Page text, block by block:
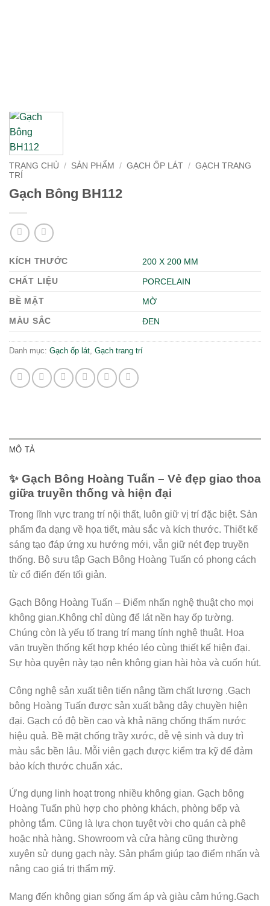
TRANG CHỦ / SẢN PHẨM / GẠCH ỐP LÁT / GẠCH TRANG
TRÍ
Gạch Bông BH112
KÍCH THƯỚC
200 X 200 MM
CHẤT LIỆU
PORCELAIN
BỀ MẶT
MỜ
MÀU SẮC
ĐEN
Danh mục: Gạch ốp lát, Gạch trang trí
MÔ TẢ
✨ Gạch Bông Hoàng Tuấn – Vẻ đẹp giao thoa
giữa truyền thống và hiện đại
Trong lĩnh vực trang trí nội thất, luôn giữ vị trí đặc biệt. Sản
phẩm đa dạng về họa tiết, màu sắc và kích thước. Thiết kế
sáng tạo đáp ứng xu hướng mới, vẫn giữ nét đẹp truyền
thống. Bộ sưu tập Gạch Bông Hoàng Tuấn có phong cách
từ cổ điển đến tối giản.
Gạch Bông Hoàng Tuấn – Điểm nhấn nghệ thuật cho mọi
không gian.Không chỉ dùng để lát nền hay ốp tường.
Chúng còn là yếu tố trang trí mang tính nghệ thuật. Hoa
văn truyền thống kết hợp khéo léo cùng thiết kế hiện đại.
Sự hòa quyện này tạo nên không gian hài hòa và cuốn hút.
Công nghệ sản xuất tiên tiến nâng tầm chất lượng .Gạch
bông Hoàng Tuấn được sản xuất bằng dây chuyền hiện
đại. Gạch có độ bền cao và khả năng chống thấm nước
hiệu quả. Bề mặt chống trầy xước, dễ vệ sinh và duy trì
màu sắc bền lâu. Mỗi viên gạch được kiểm tra kỹ để đảm
bảo kích thước chuẩn xác.
Ứng dụng linh hoạt trong nhiều không gian. Gạch bông
Hoàng Tuấn phù hợp cho phòng khách, phòng bếp và
phòng tắm. Cũng là lựa chọn tuyệt vời cho quán cà phê
hoặc nhà hàng. Showroom và cửa hàng cũng thường
xuyên sử dụng gạch này. Sản phẩm giúp tạo điểm nhấn và
nâng cao giá trị thẩm mỹ.
Mang đến không gian sống ấm áp và giàu cảm hứng.Gạch